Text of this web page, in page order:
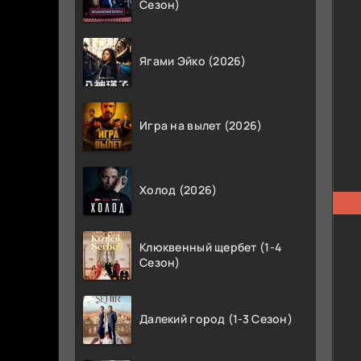
Сезон)
Ягами Эйко (2026)
Игра на вылет (2026)
Холод (2026)
Клюквенный щербет (1-4
Сезон)
Далекий город (1-3 Сезон)